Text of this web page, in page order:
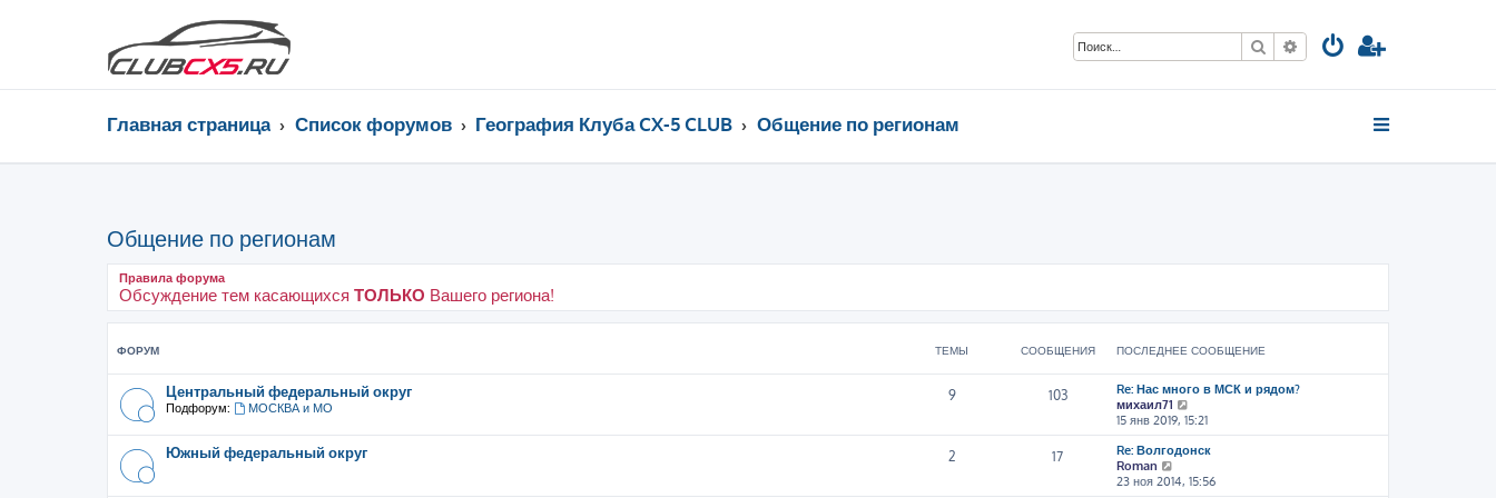
Поиск Расширенный поиск
Главная страница Список форумов География Клуба CX-5 CLUB Общение по регионам
Общение по регионам
Правила форума
Обсуждение тем касающихся ТОЛЬКО Вашего региона!
ФОРУМ ТЕМЫ СООБЩЕНИЯ ПОСЛЕДНЕЕ СООБЩЕНИЕ
Центральный федеральный округ
Подфорум: МОСКВА и МО
9 103
Re: Нас много в МСК и рядом?
михаил71
е
р
е
т
15 янв 2019, 15:21
Южный федеральный округ 2 17
Re: Волгодонск
Roman
е
23 ноя 2014, 15:56